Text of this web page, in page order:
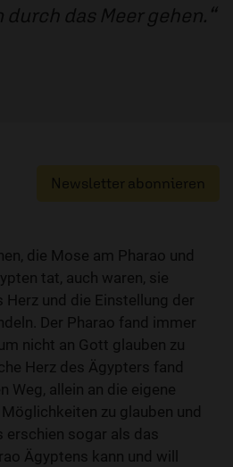
das Meer gehen.
Newsletter abonnieren
die Mose am Pharao und
tat, auch waren, sie
Herz und die Einstellung der
Der Pharao fand immer
nicht an Gott glauben zu
Herz des Ägypters fand
Weg, allein an die eigene
zu glauben und
erschien sogar als das
Ägyptens kann und will